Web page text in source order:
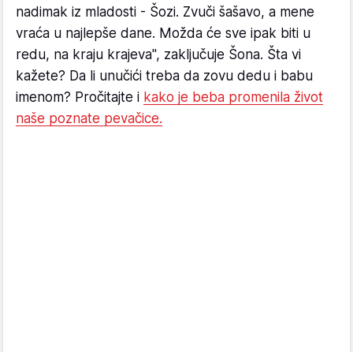
nadimak iz mladosti - Šozi. Zvuči šašavo, a mene
vraća u najlepše dane. Možda će sve ipak biti u
redu, na kraju krajeva", zaključuje Šona. Šta vi
kažete? Da li unučići treba da zovu dedu i babu
imenom? Pročitajte i kako je beba promenila život
naše poznate pevačice.